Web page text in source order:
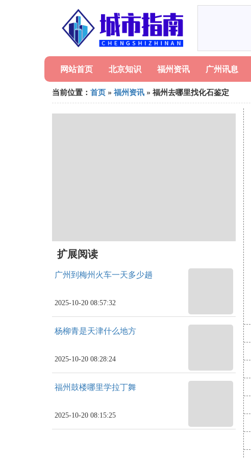
网站首页 北京知识 福州资讯 广州讯息
当前位置： 首页 » 福州资讯 » 福州去哪里找化石鉴定
扩展阅读
广州到梅州火车一天多少趟
2025-10-20 08:57:32
杨柳青是天津什么地方
2025-10-20 08:28:24
福州鼓楼哪里学拉丁舞
2025-10-20 08:15:25